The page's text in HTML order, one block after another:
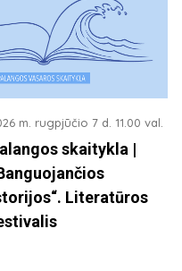
m. rugpjūčio 7 d. 11.00 val.
skaitykla |
Literatūros